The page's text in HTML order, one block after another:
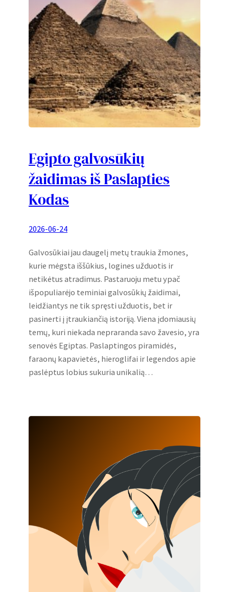
Egipto galvosūkių
žaidimas iš Paslapties
Kodas
2026-06-24
Galvosūkiai jau daugelį metų traukia žmones,
kurie mėgsta iššūkius, logines užduotis ir
netikėtus atradimus. Pastaruoju metu ypač
išpopuliarėjo teminiai galvosūkių žaidimai,
leidžiantys ne tik spręsti užduotis, bet ir
pasinerti į įtraukiančią istoriją. Viena įdomiausių
temų, kuri niekada nepraranda savo žavesio, yra
senovės Egiptas. Paslaptingos piramidės,
faraonų kapavietės, hieroglifai ir legendos apie
paslėptus lobius sukuria unikalią…